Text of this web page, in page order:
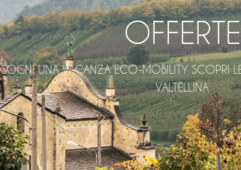
OFFERTE
SOGNI UNA VACANZA ECO-MOBILITY SCOPRI LE
VALTELLINA